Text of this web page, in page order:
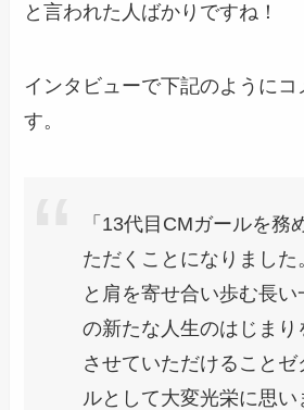
と言われた人ばかりですね！
インタビューで下記のようにコ
す。
「13代目CMガールを務
ただくことになりました
と肩を寄せ合い歩む長い
の新たな人生のはじまり
させていただけることゼ
ルとして大変光栄に思い